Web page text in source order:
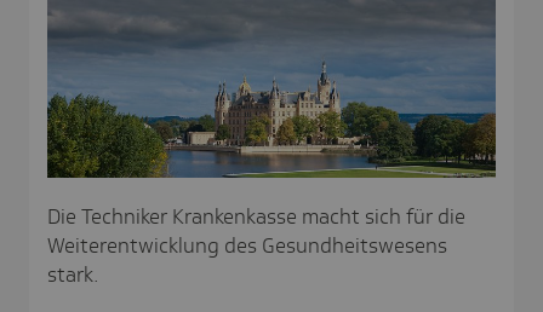
Die Techniker Krankenkasse macht sich für die
Weiterentwicklung des Gesundheitswesens
stark.